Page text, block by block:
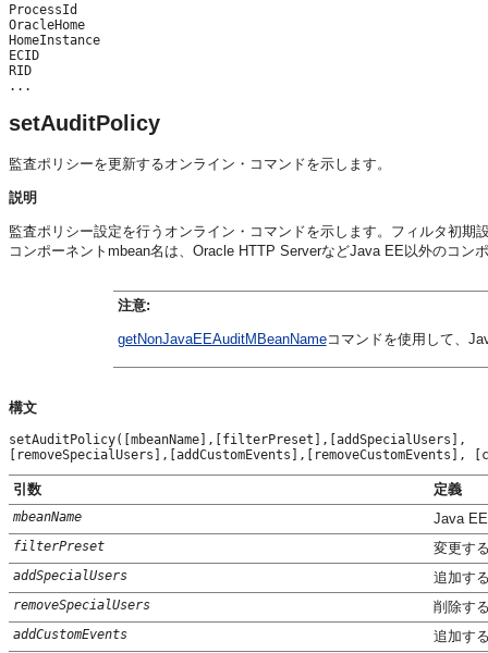
ProcessId
OracleHome
HomeInstance
ECID
RID
...
setAuditPolicy
監査ポリシーを更新するオンライン・コマンドを示します。
説明
監査ポリシー設定を行うオンライン・コマンドを示します。フィルタ初
コンポーネントmbean名は、Oracle HTTP ServerなどJava EE以外のコン
注意:
getNonJavaEEAuditMBeanNameコマンドを使用して、
構文
setAuditPolicy([mbeanName],[filterPreset],[addSpecialUsers],
引数 定義
mbeanName Java
filterPreset 変更す
addSpecialUsers 追加す
removeSpecialUsers 削除す
addCustomEvents 追加す